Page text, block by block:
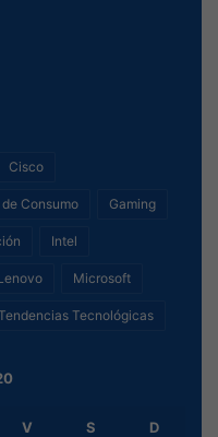
Cisco
Consumo Gaming
Intel
Microsoft
Tecnológicas
V S D